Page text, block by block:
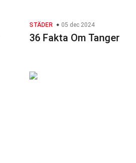
STÄDER 05 dec 2024
36 Fakta Om Tanger